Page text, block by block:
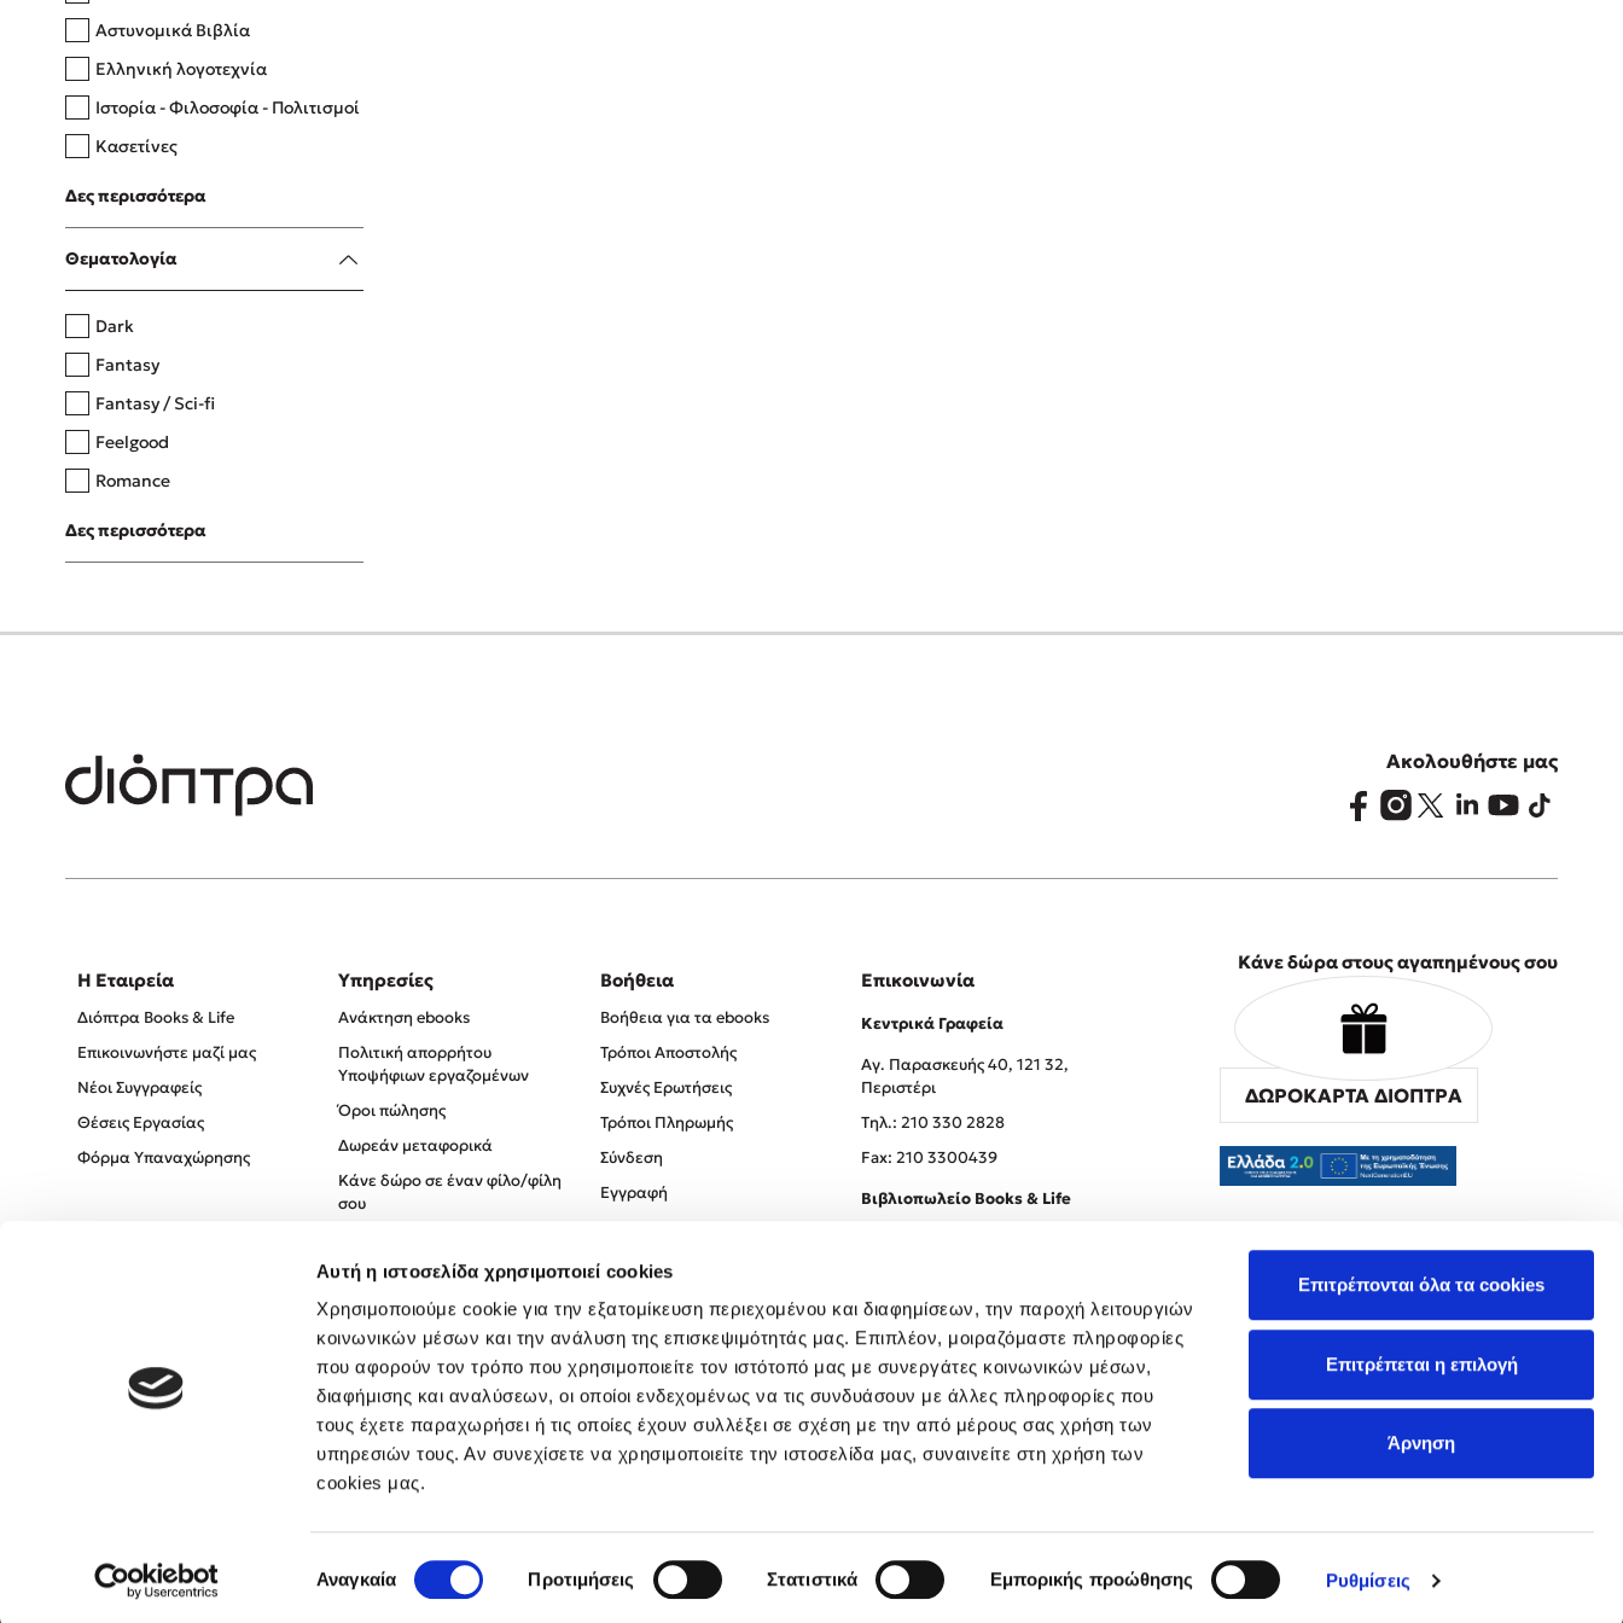
Αυτή η ιστοσελίδα χρησιμοποιεί cookies
Χρησιμοποιούμε cookie για την εξατομίκευση περιεχομένου και διαφημίσεων, την παροχή λειτουργιών
κοινωνικών μέσων και την ανάλυση της επισκεψιμότητάς μας. Επιπλέον, μοιραζόμαστε πληροφορίες
που αφορούν τον τρόπο που χρησιμοποιείτε τον ιστότοπό μας με συνεργάτες κοινωνικών μέσων,
διαφήμισης και αναλύσεων, οι οποίοι ενδεχομένως να τις συνδυάσουν με άλλες πληροφορίες που
τους έχετε παραχωρήσει ή τις οποίες έχουν συλλέξει σε σχέση με την από μέρους σας χρήση των
υπηρεσιών τους. Αν συνεχίσετε να χρησιμοποιείτε την ιστοσελίδα μας, συναινείτε στη χρήση των
cookies μας.
συγκατάθεσης
Αναγκαία Προτιμήσεις Στατιστικά Εμπορικής προώθησης Ρυθμίσεις
Επιτρέπονται όλα τα cookies
Επιτρέπεται η επιλογή
Άρνηση
Δανάη Δεληγεώργη
Πάνω, κάτω, μπροστά, πίσω
Η μέθοδος Αφήστε τους
Αστυνομικά Βιβλία
Ελληνική λογοτεχνία
Ιστορία - Φιλοσοφία - Πολιτισμοί
Κασετίνες
Λευκώματα - Έγχρωμοι οδηγοί
Μαγειρική
Δες περισσότερα
Θεματολογία
Dark
Fantasy
Fantasy / Sci-fi
Feelgood
Romance
Upmarket
Young Adult
Δες περισσότερα
Ακολουθήστε μας
Η Εταιρεία
Διόπτρα Books & Life
Επικοινωνήστε μαζί μας
Νέοι Συγγραφείς
Θέσεις Εργασίας
Φόρμα Υπαναχώρησης
Υπηρεσίες
Ανάκτηση ebooks
Πολιτική απορρήτου
Υποψήφιων εργαζομένων
Όροι πώλησης
Δωρεάν μεταφορικά
Κάνε δώρο σε έναν φίλο/φίλη
σου
Πολιτική Απορρήτου
Όροι χρήσης
Βοήθεια
Βοήθεια για τα ebooks
Τρόποι Αποστολής
Συχνές Ερωτήσεις
Τρόποι Πληρωμής
Σύνδεση
Εγγραφή
Επικοινωνία
Κεντρικά Γραφεία
Αγ. Παρασκευής 40, 121 32,
Περιστέρι
Tηλ.: 210 330 2828
Fax: 210 3300439
Βιβλιοπωλείο Books & Life
Κάνε δώρα στους αγαπημένους σου
ΔΩΡΟΚΑΡΤΑ ΔΙΟΠΤΡΑ
Created by Powered by